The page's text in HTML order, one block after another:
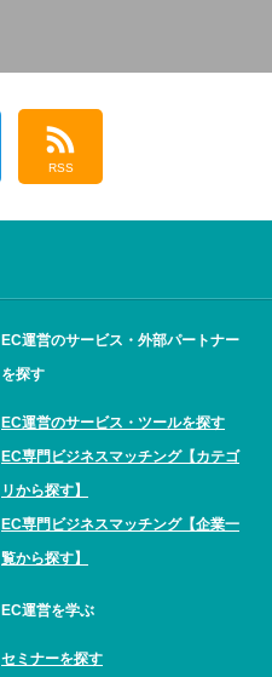
RSS
EC運営のサービス・外部パートナー
を探す
EC運営のサービス・ツールを探す
EC専門ビジネスマッチング【カテゴ
リから探す】
EC専門ビジネスマッチング【企業一
覧から探す】
EC運営を学ぶ
セミナーを探す